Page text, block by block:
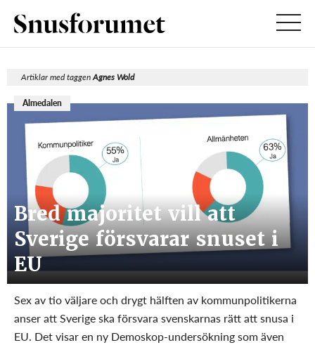
Artiklar med taggenAgnes Wold
Almedalen
Bred majoritet vill att
Sverige försvarar snuset i
EU
Sex av tio väljare och drygt hälften av kommunpolitikerna
anser att Sverige ska försvara svenskarnas rätt att snusa i
EU. Det visar en ny Demoskop-undersökning som även